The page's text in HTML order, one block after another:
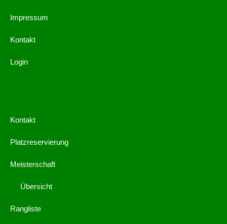
Impressum
Kontakt
Login
Kontakt
Platzreservierung
Meisterschaft
Übersicht
Rangliste